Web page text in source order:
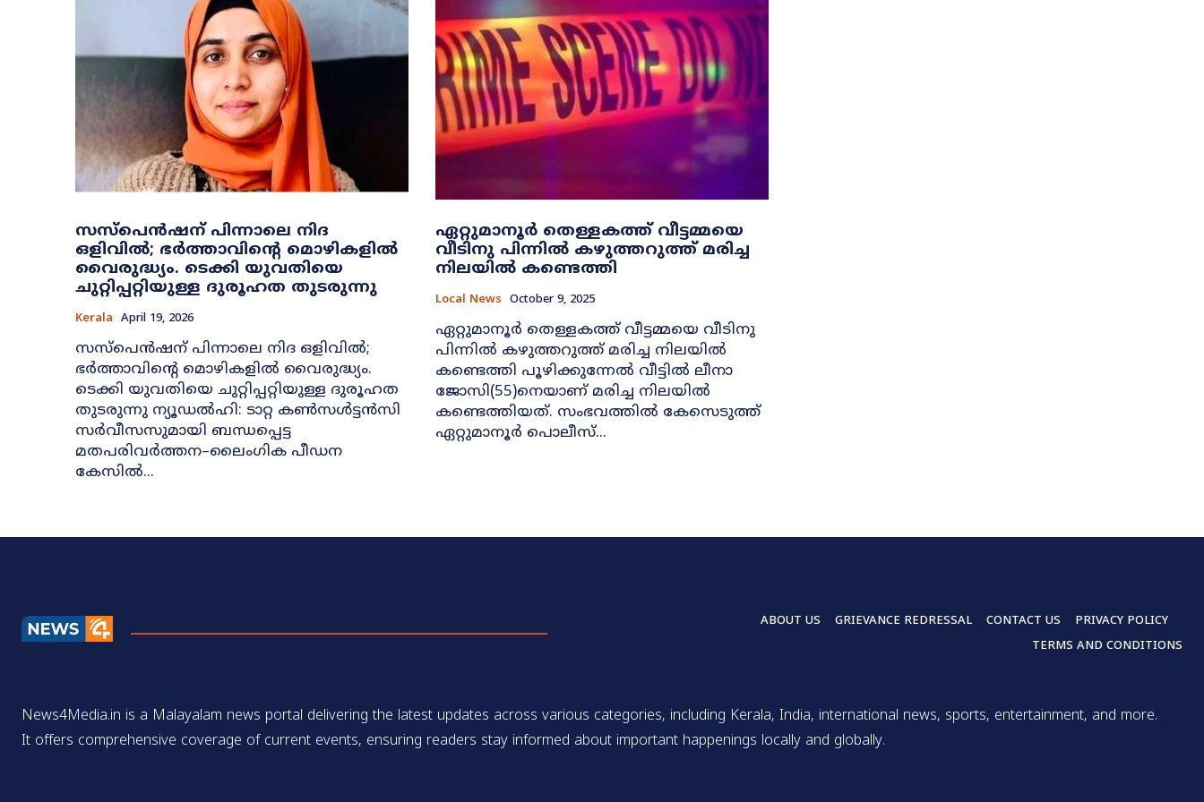
സസ്പെൻഷന് പിന്നാലെ നിദ
ഒളിവിൽ; ഭർത്താവിന്റെ മൊഴികളിൽ
വൈരുദ്ധ്യം. ടെക്കി യുവതിയെ
ചുറ്റിപ്പറ്റിയുള്ള ദുരൂഹത തുടരുന്നു
Kerala April 19, 2026
സസ്പെൻഷന് പിന്നാലെ നിദ ഒളിവിൽ;
ഭർത്താവിന്റെ മൊഴികളിൽ വൈരുദ്ധ്യം.
ടെക്കി യുവതിയെ ചുറ്റിപ്പറ്റിയുള്ള ദുരൂഹത
തുടരുന്നു ന്യൂഡൽഹി: ടാറ്റ കൺസൾട്ടൻസി
സർവീസസുമായി ബന്ധപ്പെട്ട
മതപരിവർത്തന–ലൈംഗിക പീഡന
കേസിൽ...
ഏറ്റുമാനൂർ തെള്ളകത്ത് വീട്ടമ്മയെ
വീടിനു പിന്നിൽ കഴുത്തറുത്ത് മരിച്ച
നിലയിൽ കണ്ടെത്തി
Local News October 9, 2025
ഏറ്റുമാനൂർ തെള്ളകത്ത് വീട്ടമ്മയെ വീടിനു
പിന്നിൽ കഴുത്തറുത്ത് മരിച്ച നിലയിൽ
കണ്ടെത്തി പൂഴിക്കുന്നേൽ വീട്ടിൽ ലീനാ
ജോസി(55)നെയാണ് മരിച്ച നിലയിൽ
കണ്ടെത്തിയത്. സംഭവത്തിൽ കേസെടുത്ത്
ഏറ്റുമാനൂർ പൊലീസ്...
ABOUT US GRIEVANCE REDRESSAL CONTACT US
PRIVACY POLICY
TERMS AND CONDITIONS
News4Media.in is a Malayalam news portal delivering the latest updates across various categories, including Kerala, India, international news, sports, entertainment, and more.
It offers comprehensive coverage of current events, ensuring readers stay informed about important happenings locally and globally.